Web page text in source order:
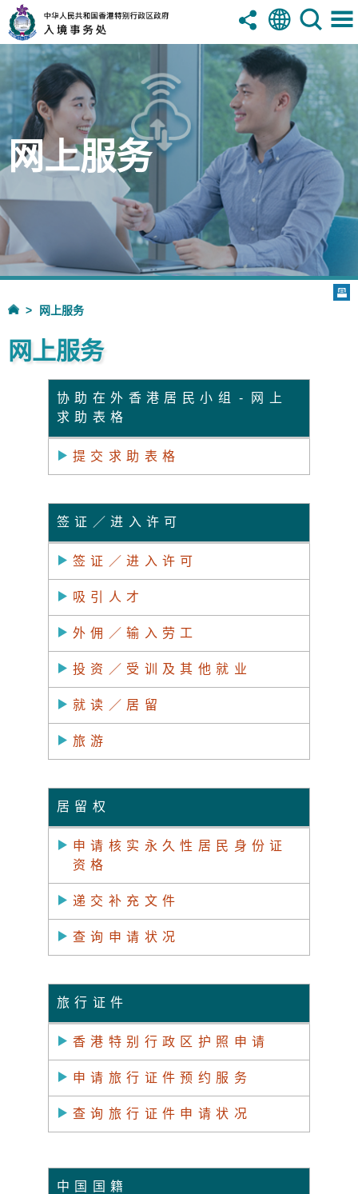
网上服务
网上服务
网上服务
协助在外香港居民小组 - 网上
求助表格
提交求助表格
签证／进入许可
签证／进入许可
吸引人才
外佣／输入劳工
投资／受训及其他就业
就读／居留
旅游
居留权
申请核实永久性居民身份证
资格
递交补充文件
查询申请状况
旅行证件
香港特别行政区护照申请
申请旅行证件预约服务
查询旅行证件申请状况
中国国籍